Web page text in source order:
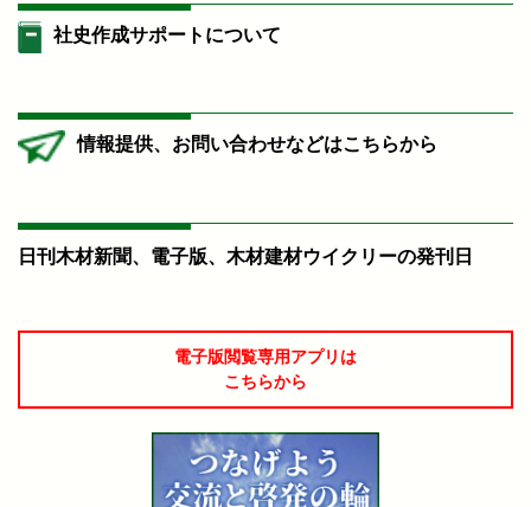
社史作成サポートについて
情報提供、お問い合わせなどはこちらから
日刊木材新聞、電子版、木材建材ウイクリーの発刊日
電子版閲覧専用アプリは
こちらから